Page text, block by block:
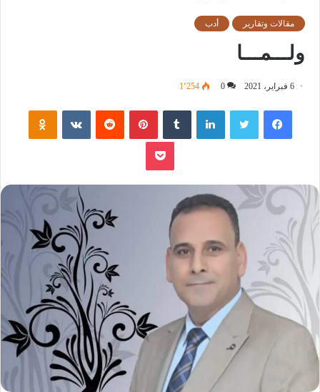
مقالات وتقارير أدب
ولـــمـــا
6 فبراير، 2021 0 1٬254
فيسبوك تويتر لينكدإن بينتيريست
بوكيت